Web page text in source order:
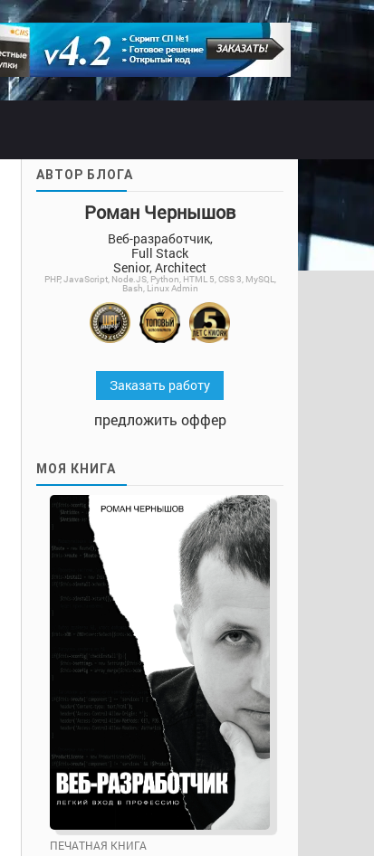
АВТОР БЛОГА
Роман Чернышов
Веб-разработчик,
Full Stack
Senior, Architect
PHP, JavaScript, Node.JS, Python, HTML 5, CSS 3, MySQL,
Bash, Linux Admin
Заказать работу
предложить оффер
МОЯ КНИГА
ПЕЧАТНАЯ КНИГА